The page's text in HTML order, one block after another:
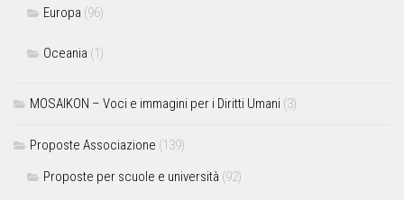
Europa (96)
Oceania (1)
MOSAIKON – Voci e immagini per i Diritti Umani (3)
Proposte Associazione (139)
Proposte per scuole e università (92)